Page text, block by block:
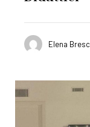
Elena